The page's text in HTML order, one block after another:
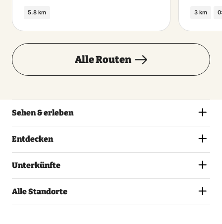
5.8 km 3 km
Alle Routen
Sehen & erleben
Entdecken
Unterkünfte
Alle Standorte